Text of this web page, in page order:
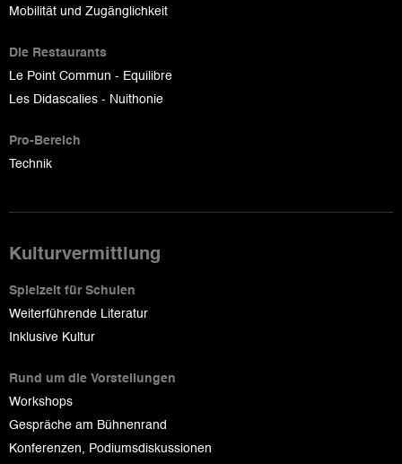
Mobilität und Zugänglichkeit
Die Restaurants
Le Point Commun - Equilibre
Les Didascalies - Nuithonie
Pro-Bereich
Technik
Kulturvermittlung
Spielzeit für Schulen
Weiterführende Literatur
Inklusive Kultur
Rund um die Vorstellungen
Workshops
Gespräche am Bühnenrand
Konferenzen, Podiumsdiskussionen